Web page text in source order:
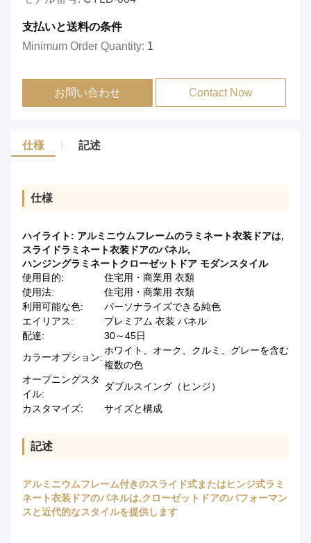
支払いと送料の条件
Minimum Order Quantity: 1
お問い合わせ Contact Now
仕様 記述
仕様
ハイライト: アルミニウムフレームのラミネート衣装ドアは,
スライドラミネート衣装ドアのパネル,
ハンジングラミネートクローゼットドア モダンスタイル
使用目的:
住宅用・商業用 衣類
使用法:
住宅用・商業用 衣類
利用可能な色:
パーソナライズできる純色
エイリアス:
プレミアム 衣装 パネル
配達:
30～45日
カラーオプション:
ホワイト、オーク、クルミ、グレーを含む
複数の色
オープニングスタ
イル:
ダブルスイング（ヒンジ）
カスタマイズ:
サイズと構成
記述
アルミニウムフレーム付きのスライド式またはヒンジ式ラミ
ネート衣装ドアのパネルは,クローゼットドアのパフォーマン
スと近代的なスタイルを提供します